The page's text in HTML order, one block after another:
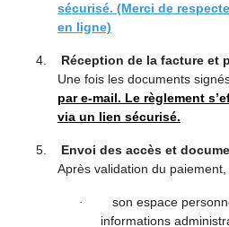
sécurisé. (Merci de
en ligne)
4.
Réception de la facture et
Une fois les documents
par e-mail. Le règlement
via un lien sécurisé.
5.
Envoi des accès et
Après validation du
·
son espace
informations